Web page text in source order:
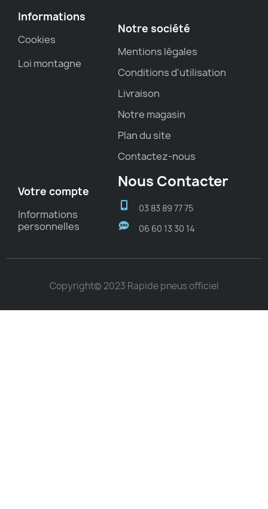
Informations
Cookies
Loi montagne
Notre société
Mentions légales
Conditions d'utilisation
Livraison
Notre magasin
Plan du site
Contactez-nous
Votre compte
Informations
personnelles
Nous Contacter
03 83 89 77 75
06 60 13 30 14
Copyright© 2023 Rapide pneus officiel